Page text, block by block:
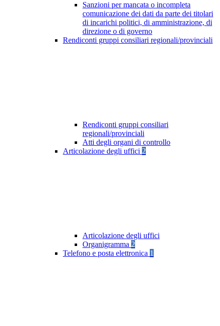
Sanzioni per mancata o incompleta
comunicazione dei dati da parte dei titolari
di incarichi politici, di amministrazione, di
direzione o di governo
Rendiconti gruppi consiliari regionali/provinciali
Rendiconti gruppi consiliari
regionali/provinciali
Atti degli organi di controllo
Articolazione degli uffici 2
Articolazione degli uffici
Organigramma 2
Telefono e posta elettronica 1